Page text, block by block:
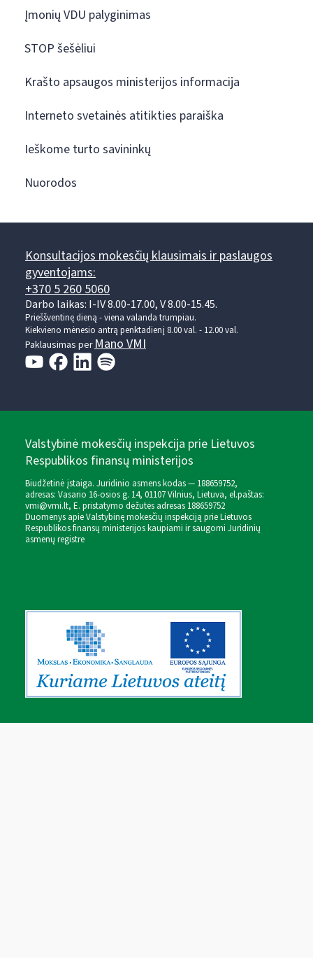
Įmonių VDU palyginimas
STOP šešėliui
Krašto apsaugos ministerijos informacija
Interneto svetainės atitikties paraiška
Ieškome turto savininkų
Nuorodos
Konsultacijos mokesčių klausimais ir paslaugos
gyventojams:
+370 5 260 5060
Darbo laikas: I-IV 8.00-17.00, V 8.00-15.45.
Prieššventinę dieną - viena valanda trumpiau.
Kiekvieno mėnesio antrą penktadienį 8.00 val. - 12.00 val.
Paklausimas per Mano VMI
Valstybinė mokesčių inspekcija prie Lietuvos
Respublikos finansų ministerijos
Biudžetinė įstaiga. Juridinio asmens kodas — 188659752,
adresas: Vasario 16-osios g. 14, 01107 Vilnius, Lietuva, el.paštas:
vmi@vmi.lt, E. pristatymo dėžutės adresas 188659752
Duomenys apie Valstybinę mokesčių inspekciją prie Lietuvos
Respublikos finansų ministerijos kaupiami ir saugomi Juridinių
asmenų registre